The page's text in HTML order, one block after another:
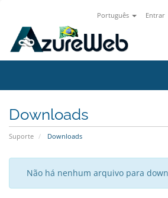
Português Entrar
Downloads
Suporte Downloads
Não há nenhum arquivo para